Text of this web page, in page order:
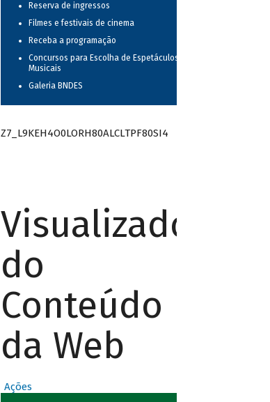
Reserva de ingressos
Filmes e festivais de cinema
Receba a programação
Concursos para Escolha de Espetáculos
Musicais
Galeria BNDES
Z7_L9KEH4O0LORH80ALCLTPF80SI4
Visualizador
do
Conteúdo
da Web
Ações